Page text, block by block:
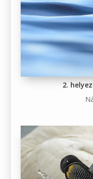
2.